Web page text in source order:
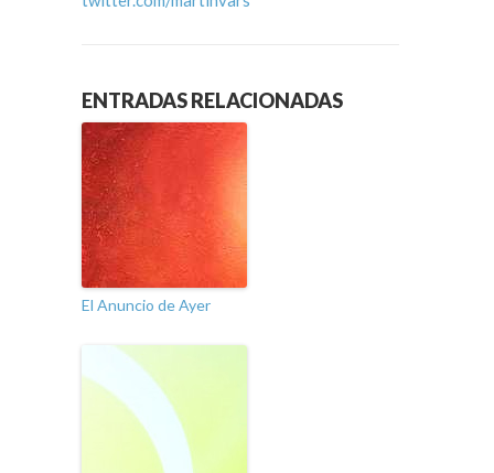
ENTRADAS RELACIONADAS
El Anuncio de Ayer